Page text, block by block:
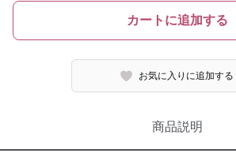
カートに追加する
お気に入りに追加する
商品説明